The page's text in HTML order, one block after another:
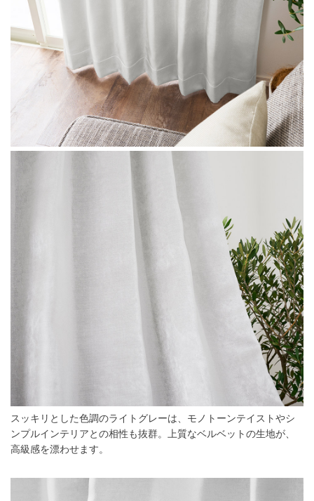
スッキリとした色調のライトグレーは、モノトーンテイストやシ
ンプルインテリアとの相性も抜群。上質なベルベットの生地が、
高級感を漂わせます。